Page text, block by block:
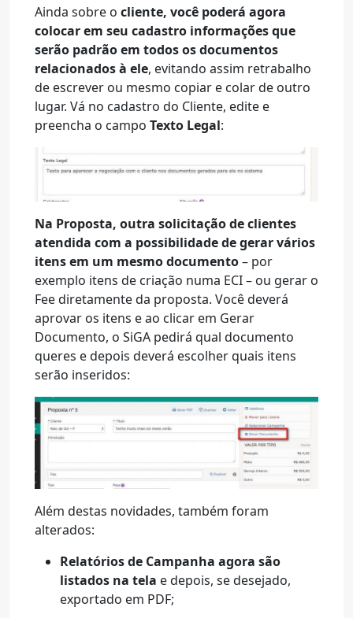
Ainda sobre o cliente, você poderá agora
colocar em seu cadastro informações que
serão padrão em todos os documentos
relacionados à ele, evitando assim retrabalho
de escrever ou mesmo copiar e colar de outro
lugar. Vá no cadastro do Cliente, edite e
preencha o campo Texto Legal:
Na Proposta, outra solicitação de clientes
atendida com a possibilidade de gerar vários
itens em um mesmo documento– por
exemplo itens de criação numa ECI – ou gerar o
Fee diretamente da proposta. Você deverá
aprovar os itens e ao clicar em Gerar
Documento, o SiGA pedirá qual documento
queres e depois deverá escolher quais itens
serão inseridos:
Além destas novidades, também foram
alterados:
Relatórios de Campanha agora são
listados na tela e depois, se desejado,
exportado em PDF;